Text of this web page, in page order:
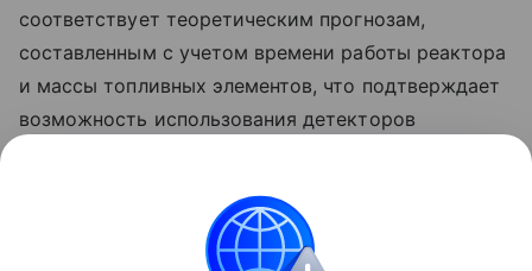
соответствует теоретическим прогнозам,
составленным с учетом времени работы реактора
и массы топливных элементов, что подтверждает
возможность использования детекторов
но и остановленныхреакторах АЭС